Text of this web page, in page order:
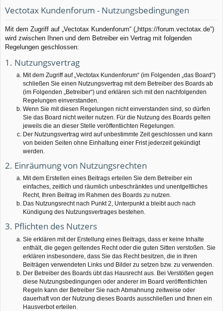
ug
rif
f
de
n
n
Vectotax Kundenforum - Nutzungsbedingungen
Mit dem Zugriff auf „Vectotax Kundenforum“ („https://forum.vectotax.de“)
wird zwischen Ihnen und dem Betreiber ein Vertrag mit folgenden
Regelungen geschlossen:
1. Nutzungsvertrag
Mit dem Zugriff auf „Vectotax Kundenforum“ (im Folgenden „das Board“)
schließen Sie einen Nutzungsvertrag mit dem Betreiber des Boards ab
(im Folgenden „Betreiber“) und erklären sich mit den nachfolgenden
Regelungen einverstanden.
Wenn Sie mit diesen Regelungen nicht einverstanden sind, so dürfen
Sie das Board nicht weiter nutzen. Für die Nutzung des Boards gelten
jeweils die an dieser Stelle veröffentlichten Regelungen.
Der Nutzungsvertrag wird auf unbestimmte Zeit geschlossen und kann
von beiden Seiten ohne Einhaltung einer Frist jederzeit gekündigt
werden.
2. Einräumung von Nutzungsrechten
Mit dem Erstellen eines Beitrags erteilen Sie dem Betreiber ein
einfaches, zeitlich und räumlich unbeschränktes und unentgeltliches
Recht, Ihren Beitrag im Rahmen des Boards zu nutzen.
Das Nutzungsrecht nach Punkt 2, Unterpunkt a bleibt auch nach
Kündigung des Nutzungsvertrages bestehen.
3. Pflichten des Nutzers
Sie erklären mit der Erstellung eines Beitrags, dass er keine Inhalte
enthält, die gegen geltendes Recht oder die guten Sitten verstoßen. Sie
erklären insbesondere, dass Sie das Recht besitzen, die in Ihren
Beiträgen verwendeten Links und Bilder zu setzen bzw. zu verwenden.
Der Betreiber des Boards übt das Hausrecht aus. Bei Verstößen gegen
diese Nutzungsbedingungen oder anderer im Board veröffentlichten
Regeln kann der Betreiber Sie nach Abmahnung zeitweise oder
dauerhaft von der Nutzung dieses Boards ausschließen und Ihnen ein
Hausverbot erteilen.